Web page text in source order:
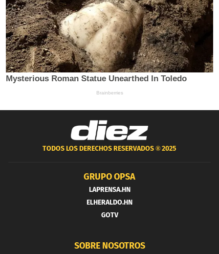
TODOS LOS DERECHOS RESERVADOS ®2025
GRUPO OPSA
LAPRENSA.HN
ELHERALDO.HN
GOTV
SOBRE NOSOTROS